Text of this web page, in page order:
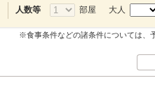
人数等 部屋 大人
※食事条件などの諸条件については、